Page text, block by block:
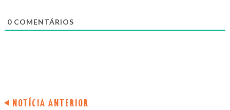
0 COMENTÁRIOS
NOTÍCIA ANTERIOR